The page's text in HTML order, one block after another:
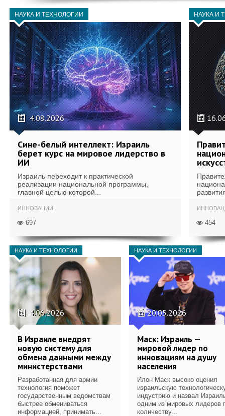
НАУКА И ТЕХНОЛОГИИ
4.08.2026
Сине-белый интеллект: Израиль
берет курс на мировое лидерство в
ИИ
Израиль переходит к практической
реализации национальной программы,
главной целью которой...
ИННОВАЦИИ
697
НАУКА И
454
НАУКА И ТЕХНОЛОГИИ
4.06.2026
В Израиле внедрят
новую систему для
обмена данными между
министерствами
Разработанная для армии
технология поможет
государственным ведомствам
быстрее обмениваться
информацией, принимать...
НАУКА И ТЕХНОЛОГИИ
20.05.2026
Маск: Израиль —
мировой лидер по
инновациям на душу
населения
Илон Маск высоко оценил
израильскую
индустрию и назвал
одним из мировых лидеров
количеству...